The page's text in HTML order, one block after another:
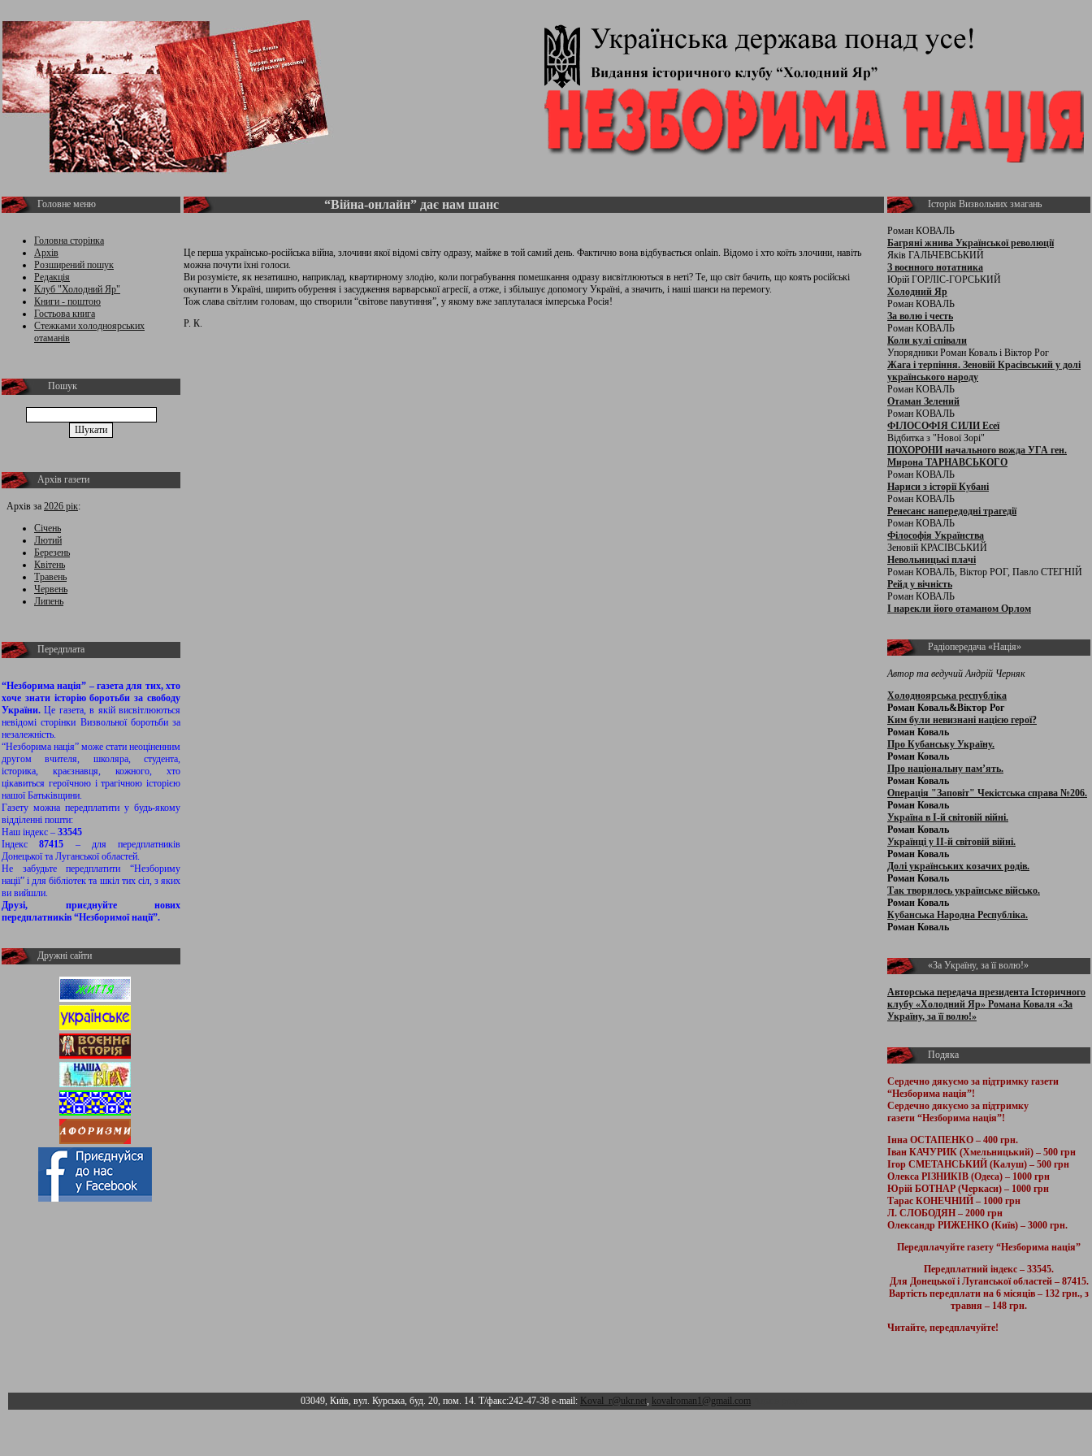
Головне меню
Головна сторінка
Архів
Розширений пошук
Редакція
Клуб "Холодний Яр"
Книги - поштою
Гостьова книга
Стежками холодноярських
отаманів
Пошук
Архів газети
Архів за 2026 рік:
Січень
Лютий
Березень
Квітень
Травень
Червень
Липень
Передплата
“Незборима нація” – газета для тих, хто
хоче знати історію боротьби за свободу
України.Це газета, в якій висвітлюються
невідомі сторінки Визвольної боротьби за
незалежність.
“Незборима нація” може стати неоціненним
другом вчителя, школяра, студента,
історика, краєзнавця, кожного, хто
цікавиться героїчною і трагічною історією
нашої Батьківщини.
Газету можна передплатити у будь-якому
відділенні пошти:
Наш індекс – 33545
Індекс87415 – для передплатників
Донецької та Луганської областей.
Не забудьте передплатити “Незбориму
нації” і для бібліотек та шкіл тих сіл, з яких
ви вийшли.
Друзі, приєднуйте нових
передплатників “Незборимої нації”.
Дружні сайти
“Війна-онлайн” дає нам шанс
Це перша українсько-російська війна, злочини якої відомі світу одразу, майже в той самий день. Фактично вона відбувається onlain. Відомо і хто коїть злочини, навіть
можна почути їхні голоси.
Ви розумієте, як незатишно, наприклад, квартирному злодію, коли пограбування помешкання одразу висвітлюються в неті? Те, що світ бачить, що коять російські
окупанти в Україні, ширить обурення і засудження варварської агресії, а отже, і збільшує допомогу Україні, а значить, і наші шанси на перемогу.
Тож слава світлим головам, що створили “світове павутиння”, у якому вже заплуталася імперська Росія!
Р. К.
Історія Визвольних змагань
Роман КОВАЛЬ
Багряні жнива Української революції
Яків ГАЛЬЧЕВСЬКИЙ
З воєнного нотатника
Юрій ГОРЛІС-ГОРСЬКИЙ
Холодний Яр
Роман КОВАЛЬ
За волю і честь
Роман КОВАЛЬ
Коли кулі співали
Упорядники Роман Коваль і Віктор Рог
Жага і терпіння. Зеновій Красівський у долі
українського народу
Роман КОВАЛЬ
Отаман Зелений
Роман КОВАЛЬ
ФІЛОСОФІЯ СИЛИ Есеї
Відбитка з "Нової Зорі"
ПОХОРОНИ начального вожда УГА ген.
Мирона ТАРНАВСЬКОГО
Роман КОВАЛЬ
Нариси з історії Кубані
Роман КОВАЛЬ
Ренесанс напередодні трагедії
Роман КОВАЛЬ
Філософія Українства
Зеновій КРАСІВСЬКИЙ
Невольницькі плачі
Роман КОВАЛЬ, Віктор РОГ, Павло СТЕГНІЙ
Рейд у вічність
Роман КОВАЛЬ
І нарекли його отаманом Орлом
Радіопередача «Нація»
Автор та ведучий Андрій Черняк
Холодноярська республіка
Роман Коваль&Віктор Рог
Ким були невизнані нацією герої?
Роман Коваль
Про Кубанську Україну.
Роман Коваль
Про національну пам’ять.
Роман Коваль
Операція "Заповіт" Чекістська справа №206.
Роман Коваль
Україна в І-й світовій війні.
Роман Коваль
Українці у ІІ-й світовій війні.
Роман Коваль
Долі українських козачих родів.
Роман Коваль
Так творилось українське військо.
Роман Коваль
Кубанська Народна Республіка.
Роман Коваль
«За Україну, за її волю!»
Авторська передача президента Історичного
клубу «Холодний Яр» Романа Коваля «За
Україну, за її волю!»
Подяка
Сердечно дякуємо за підтримку газети
“Незборима нація”!
Сердечно дякуємо за підтримку
газети “Незборима нація”!
Інна ОСТАПЕНКО – 400 грн.
Іван КАЧУРИК (Хмельницький) – 500 грн
Ігор СМЕТАНСЬКИЙ (Калуш) – 500 грн
Олекса РІЗНИКІВ (Одеса) – 1000 грн
Юрій БОТНАР (Черкаси) – 1000 грн
Тарас КОНЕЧНИЙ – 1000 грн
Л. СЛОБОДЯН – 2000 грн
Олександр РИЖЕНКО (Київ) – 3000 грн.
Передплачуйте газету “Незборима нація”
Передплатний індекс – 33545.
Для Донецької і Луганської областей – 87415.
Вартість передплати на 6 місяців – 132 грн., з
травня – 148 грн.
Читайте, передплачуйте!
03049, Київ, вул. Курська, буд. 20, пом. 14. Т/факс:242-47-38 e-mail: Koval_r@ukr.net, kovalroman1@gmail.com